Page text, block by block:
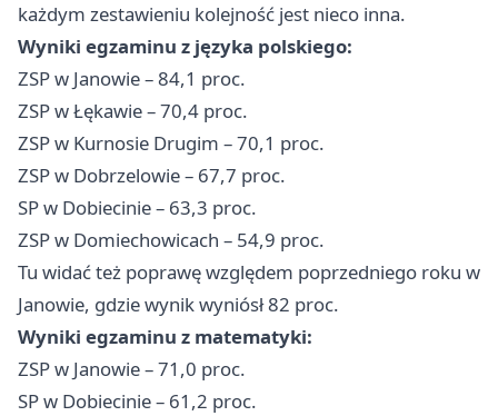
każdym zestawieniu kolejność jest nieco inna.
Wyniki egzaminu z języka polskiego:
ZSP w Janowie – 84,1 proc.
ZSP w Łękawie – 70,4 proc.
ZSP w Kurnosie Drugim – 70,1 proc.
ZSP w Dobrzelowie – 67,7 proc.
SP w Dobiecinie – 63,3 proc.
ZSP w Domiechowicach – 54,9 proc.
Tu widać też poprawę względem poprzedniego roku w
Janowie, gdzie wynik wyniósł 82 proc.
Wyniki egzaminu z matematyki:
ZSP w Janowie – 71,0 proc.
SP w Dobiecinie – 61,2 proc.